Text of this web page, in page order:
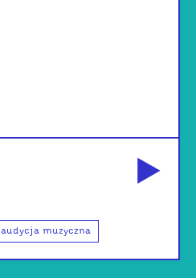
audycja muzyczna